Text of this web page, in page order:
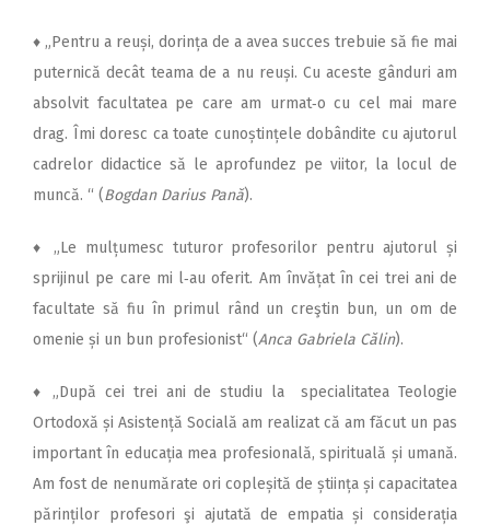
♦ „Pentru a reuși, dorința de a avea succes trebuie să fie mai
puternică decât teama de a nu reuși. Cu aceste gânduri am
absolvit facultatea pe care am urmat‑o cu cel mai mare
drag. Îmi doresc ca toate cunoștințele dobândite cu ajutorul
cadrelor didactice să le aprofundez pe viitor, la locul de
muncă. “ (Bogdan Darius Pană).
♦
„Le mulțumesc tuturor profesorilor pentru ajutorul și
sprijinul pe care mi l‑au oferit. Am învățat în cei trei ani de
facultate să fiu în primul rând un creştin bun, un om de
omenie și un bun profesionist“ (Anca Gabriela Călin).
♦
„După cei trei ani de studiu la specialitatea Teologie
Ortodoxă și Asistență Socială am realizat că am făcut un pas
important în educația mea profesională, spirituală și umană.
Am fost de nenumărate ori copleșită de știința și capacitatea
părinților profesori şi ajutată de empatia și considerația